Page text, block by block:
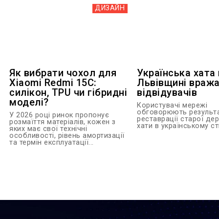
ДИЗАЙН
Як вибрати чохол для
Xiaomi Redmi 15C:
силікон, TPU чи гібридні
моделі?
У 2026 році ринок пропонує
розмаїття матеріалів, кожен з
яких має свої технічні
особливості, рівень амортизації
та термін експлуатації...
Українська хата
Львівщині
відвідувачів
Користувачі мережі
обговорюють
реставрації старої
хати в українському